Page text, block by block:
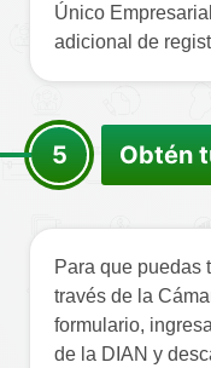
Único
adicional de
5 Obtén
Para que puedas
través de la
formulario,
de la DIAN y